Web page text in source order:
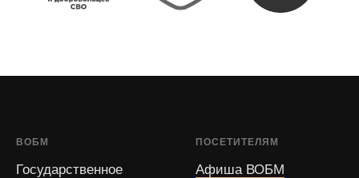
ВОБМ
Государственное
ПОСЕТИТЕЛЯМ
Афиша ВОБМ